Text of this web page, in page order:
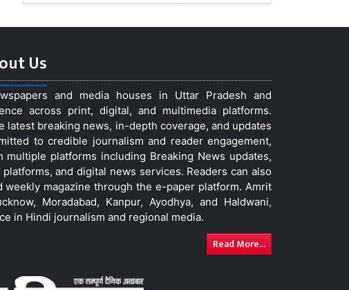
Us
and media houses in Uttar Pradesh and
across print, digital, and multimedia platforms.
breaking news, in-depth coverage, and updates
to credible journalism and reader engagement,
platforms including Breaking News updates,
and digital news services. Readers can also
magazine through the e-paper platform. Amrit
Moradabad, Kanpur, Ayodhya, and Haldwani,
in Hindi journalism and regional media.
Read More...